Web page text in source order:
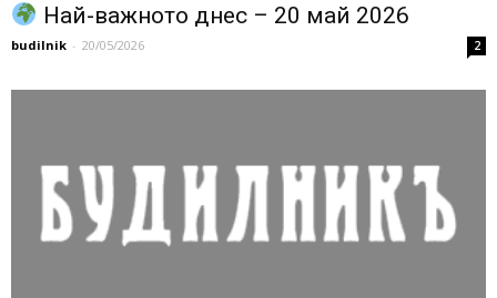
Най-важното днес – 20 май 2026
budilnik - 20/05/2026 2